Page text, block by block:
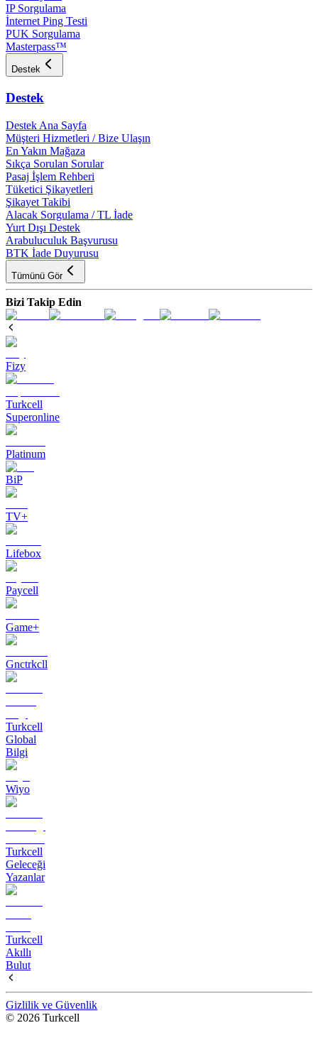
IP Sorgulama
İnternet Ping Testi
PUK Sorgulama
Masterpass™
Destek
Destek
Destek Ana Sayfa
Müşteri Hizmetleri / Bize Ulaşın
En Yakın Mağaza
Sıkça Sorulan Sorular
Pasaj İşlem Rehberi
Tüketici Şikayetleri
Şikayet Takibi
Alacak Sorgulama / TL İade
Yurt Dışı Destek
Arabuluculuk Başvurusu
BTK İade Duyurusu
Tümünü Gör
Bizi Takip Edin
Fizy
Turkcell
Superonline
Platinum
BiP
TV+
Lifebox
Paycell
Game+
Gnctrkcll
Turkcell
Global
Bilgi
Wiyo
Turkcell
Geleceği
Yazanlar
Turkcell
Akıllı
Bulut
Gizlilik ve Güvenlik
© 2026 Turkcell